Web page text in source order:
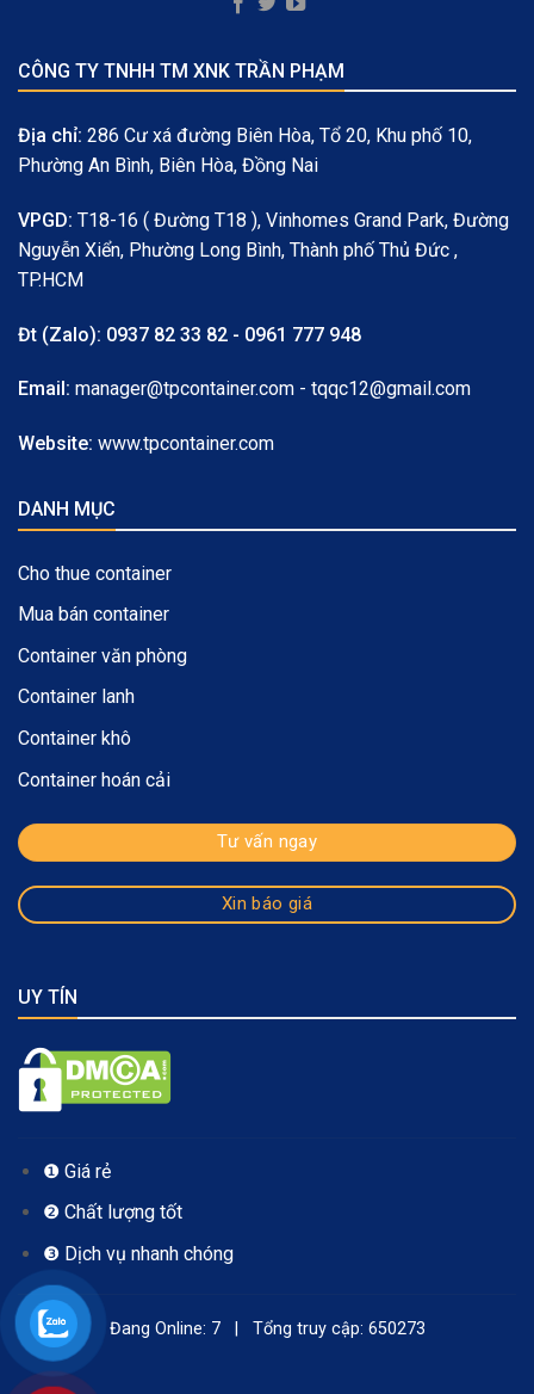
CÔNG TY TNHH TM XNK TRẦN PHẠM
Địa chỉ: 286 Cư xá đường Biên Hòa, Tổ 20, Khu phố 10,
Phường An Bình, Biên Hòa, Đồng Nai
VPGD: T18-16 ( Đường T18 ), Vinhomes Grand Park, Đường
Nguyễn Xiển, Phường Long Bình, Thành phố Thủ Đức ,
TP.HCM
Đt (Zalo): 0937 82 33 82 - 0961 777 948
Email: manager@tpcontainer.com - tqqc12@gmail.com
Website: www.tpcontainer.com
DANH MỤC
Cho thue container
Mua bán container
Container văn phòng
Container lanh
Container khô
Container hoán cải
Tư vấn ngay
Xin báo giá
UY TÍN
❶ Giá rẻ
❷ Chất lượng tốt
❸ Dịch vụ nhanh chóng
Đang Online: 7 | Tổng truy cập: 650273